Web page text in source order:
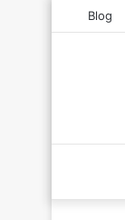
Blog